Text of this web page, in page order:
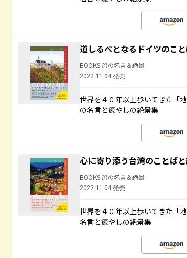
道しるべとなるドイツのこ
BOOKS 旅の名言＆絶景
2022.11.04 発売
世界を４０年以上歩いてきた「
の名言と癒やしの絶景集
心に寄り添う台湾のことば
BOOKS 旅の名言＆絶景
2022.11.04 発売
世界を４０年以上歩いてきた「
名言と癒やしの絶景集